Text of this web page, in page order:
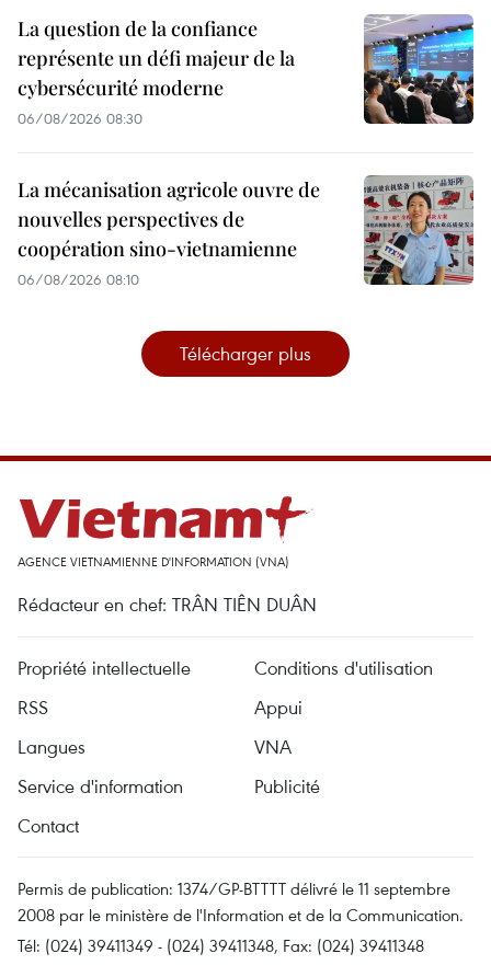
La question de la confiance
représente un défi majeur de la
cybersécurité moderne
06/08/2026 08:30
La mécanisation agricole ouvre de
nouvelles perspectives de
coopération sino-vietnamienne
06/08/2026 08:10
Télécharger plus
AGENCE VIETNAMIENNE D'INFORMATION (VNA)
Rédacteur en chef: TRÂN TIÊN DUÂN
Propriété intellectuelle
Conditions d'utilisation
RSS
Appui
Langues
VNA
Service d'information
Publicité
Contact
Permis de publication: 1374/GP-BTTTT délivré le 11 septembre
2008 par le ministère de l'Information et de la Communication.
Tél: (024) 39411349 - (024) 39411348, Fax: (024) 39411348